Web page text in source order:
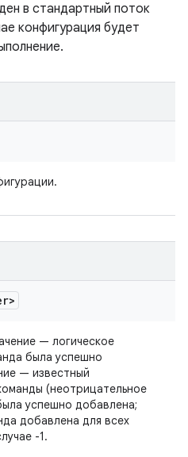
в стандартный поток
конфигурация будет
— логическое
была успешно
— известный
(неотрицательное
успешно добавлена;
добавлена ​​для всех
-1.